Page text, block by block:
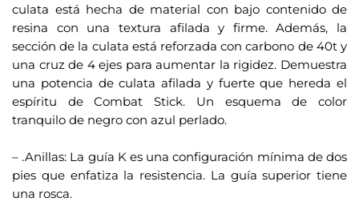
a
l
a
l
i
t
a
d
culata está hecha de material con bajo contenido de
resina con una textura afilada y firme. Además, la
sección de la culata está reforzada con carbono de 40t y
una cruz de 4 ejes para aumentar la rigidez. Demuestra
una potencia de culata afilada y fuerte que hereda el
espíritu de Combat Stick. Un esquema de color
tranquilo de negro con azul perlado.
– .Anillas: La guía K es una configuración mínima de dos
pies que enfatiza la resistencia. La guía superior tiene
una rosca.